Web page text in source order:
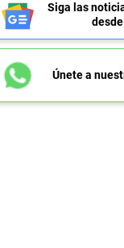
Siga las
Únete a